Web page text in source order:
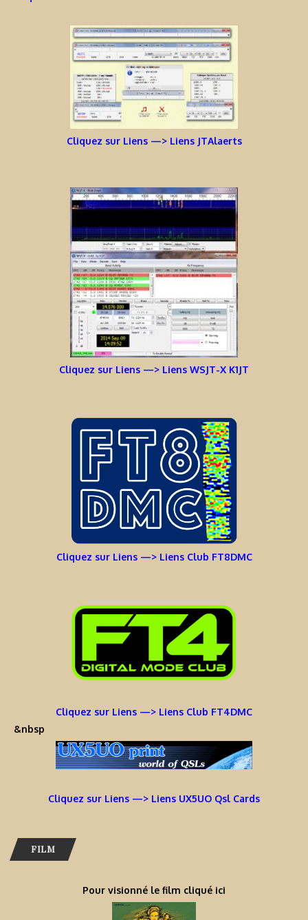
Cliquez sur Liens —> Liens JTAlaerts
Cliquez sur Liens —> Liens WSJT-X K1JT
Cliquez sur Liens —> Liens Club FT8DMC
Cliquez sur Liens —> Liens Club FT4DMC
&nbsp
Cliquez sur Liens —> Liens UX5UO Qsl Cards
FILM
Pour visionné le film cliqué ici